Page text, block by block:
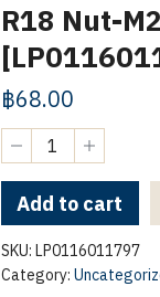
R18 Nut-
฿68.00
Nut-
M20x2.5-
-
White
zinc
[LP0116011797]
Add to cart
SKU: LP0116011797
Category: